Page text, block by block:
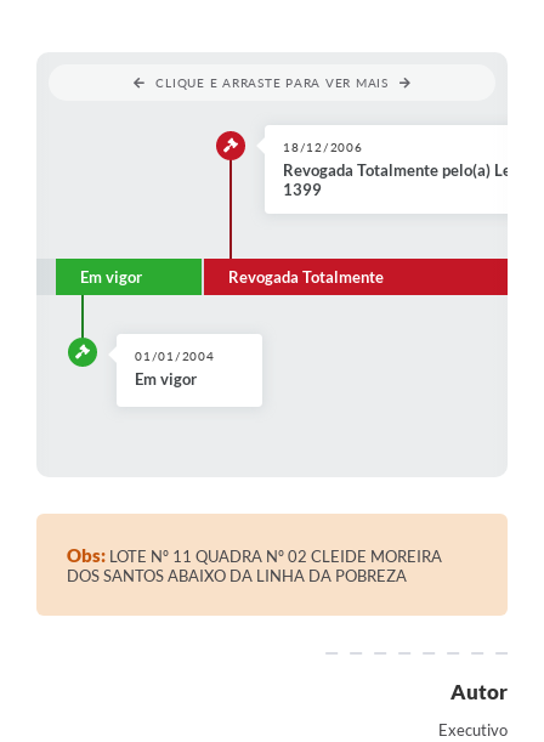
Serviços Online
Telefones Úteis
CLIQUE E ARRASTE PARA VER MAIS
Em vigor
01/01/2004
Em vigor
Revogada Totalmente
18/12/2006
Revogada Totalmente pelo(a) Lei
1399
Obs: LOTE Nº 11 QUADRA Nº 02 CLEIDE MOREIRA
DOS SANTOS ABAIXO DA LINHA DA POBREZA
Autor
Executivo